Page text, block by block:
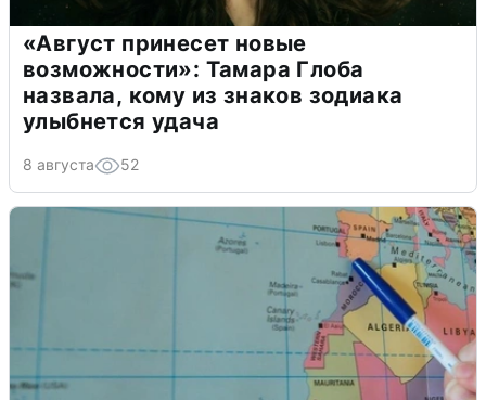
«Август принесет новые
возможности»: Тамара Глоба
назвала, кому из знаков зодиака
улыбнется удача
8 августа 52